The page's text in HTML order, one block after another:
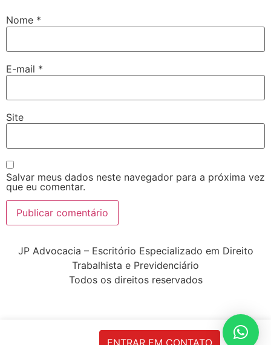
Nome *
E-mail *
Site
Salvar meus dados neste navegador para a próxima vez
que eu comentar.
JP Advocacia – Escritório Especializado em Direito
Trabalhista e Previdenciário
Todos os direitos reservados
ENTRAR EM CONTATO